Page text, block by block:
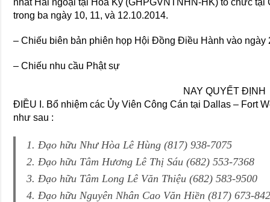
trong ba ngày 10, 11, và 12.10.2014.
– Chiếu biên bản phiên họp Hội Đồng Điều Hành vào ngày
– Chiếu nhu cầu Phật sự
NAY QUYẾT ĐỊNH
ĐIỀU I. Bổ nhiệm các Ủy Viên Công Cán tại Dallas – Fort
như sau :
1. Đạo hữu Như Hòa Lê Hùng (817) 938-7075
2. Đạo hữu Tâm Hương Lê Thị Sáu (682) 553-7368
3. Đạo hữu Tâm Long Lê Văn Thiệu (682) 583-9500
4. Đạo hữu Nguyên Nhân Cao Văn Hiền (817) 673-